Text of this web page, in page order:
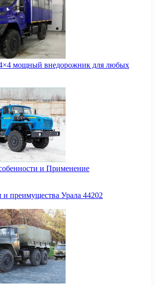
мощный внедорожник для любых
и Применение
и преимущества Урала 44202